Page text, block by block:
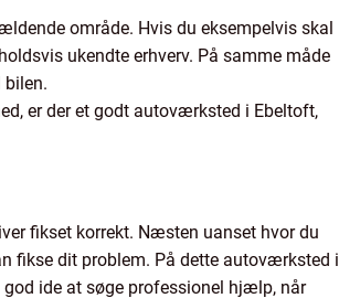
område. Hvis du eksempelvis skal
ukendte erhverv. På samme måde
bilen.
er der et godt autoværksted i Ebeltoft,
fikset korrekt. Næsten uanset hvor du
fikse dit problem. På dette autoværksted i
ide at søge professionel hjælp, når